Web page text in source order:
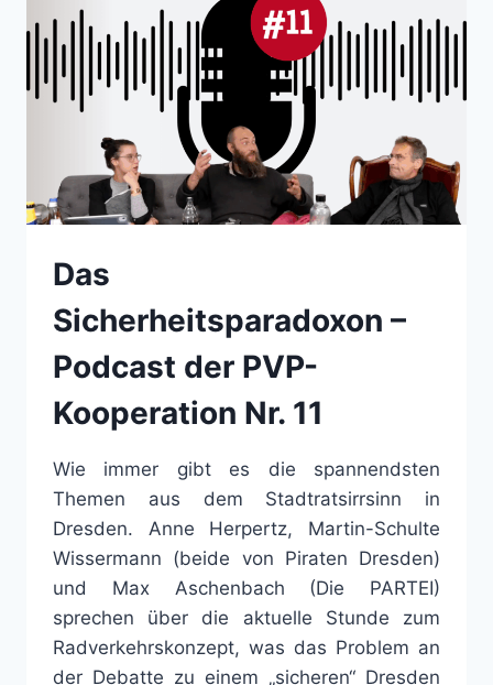
Das
Sicherheitsparadoxon –
Podcast der PVP-
Kooperation Nr. 11
Wie immer gibt es die spannendsten
Themen aus dem Stadtratsirrsinn in
Dresden. Anne Herpertz, Martin-Schulte
Wissermann (beide von Piraten Dresden)
und Max Aschenbach (Die PARTEI)
sprechen über die aktuelle Stunde zum
Radverkehrskonzept, was das Problem an
der Debatte zu einem „sicheren“ Dresden